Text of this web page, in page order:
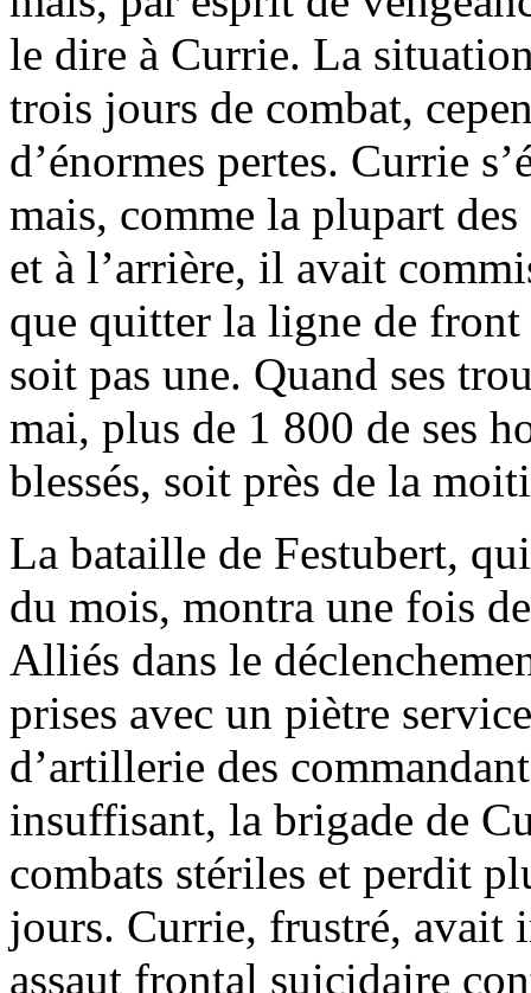
le dire à Currie. La
trois jours de combat,
d’énormes pertes. Currie
mais, comme la plupart
et à l’arrière, il avait
que quitter la ligne de front
soit pas une. Quand ses
mai, plus de 1 800 de ses
blessés, soit près de la
La bataille de Festubert,
du mois, montra une fois
Alliés dans le
prises avec un piètre
d’artillerie des
insuffisant, la brigade de
combats stériles et perdit
jours. Currie, frustré, avait
assaut frontal suicidaire